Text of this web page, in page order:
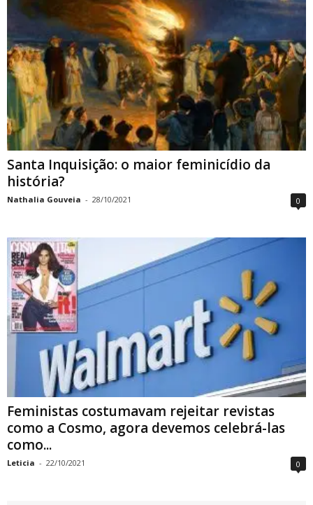
Santa Inquisição: o maior feminicídio da
história?
Nathalia Gouveia - 28/10/2021 0
Feministas costumavam rejeitar revistas
como a Cosmo, agora devemos celebrá-las
como...
Leticia - 22/10/2021 0